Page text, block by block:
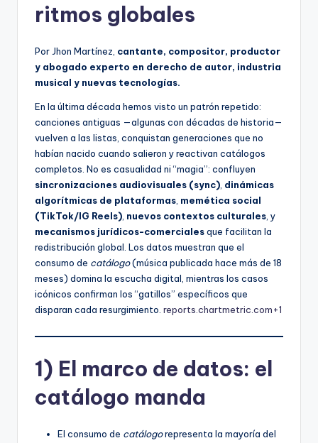
ritmos globales
Por Jhon Martínez, cantante, compositor, productor
y abogado experto en derecho de autor, industria
musical y nuevas tecnologías.
En la última década hemos visto un patrón repetido:
canciones antiguas —algunas con décadas de historia—
vuelven a las listas, conquistan generaciones que no
habían nacido cuando salieron y reactivan catálogos
completos. No es casualidad ni “magia”: confluyen
sincronizaciones audiovisuales (sync) dinámicas
algorítmicas de plataformas memética social
(TikTok/IG Reels) nuevos contextos culturales , y
mecanismos jurídicos-comercialesque facilitan la
redistribución global. Los datos muestran que el
consumo de catálogo(música publicada hace más de 18
meses) domina la escucha digital, mientras los casos
icónicos confirman los “gatillos” específicos que
disparan cada resurgimiento. reports.chartmetric.com+1
1) El marco de datos: el
catálogo manda
El consumo de catálogorepresenta la mayoría del